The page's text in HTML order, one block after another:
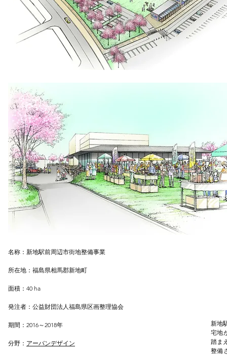
名称：新地駅前周辺市街地整備事業
所在地：福島県相馬郡新地町
面積：40 ha
発注者：公益財団法人福島県区画整理協会
期間：2016～2018年
分野： アーバンデザイン
新地
宅地
踏ま
整備